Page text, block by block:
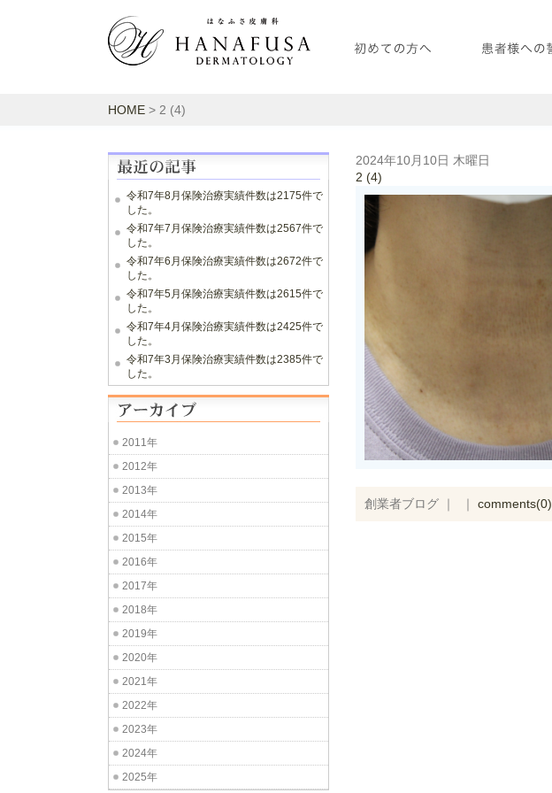
HOME > 2 (4)
2024年10月10日 木曜日
2 (4)
創業者ブログ ｜ ｜ comments(0)
令和7年8月保険治療実績件数は2175件で
した。
令和7年7月保険治療実績件数は2567件で
した。
令和7年6月保険治療実績件数は2672件で
した。
令和7年5月保険治療実績件数は2615件で
した。
令和7年4月保険治療実績件数は2425件で
した。
令和7年3月保険治療実績件数は2385件で
した。
2011年
2012年
2013年
2014年
2015年
2016年
2017年
2018年
2019年
2020年
2021年
2022年
2023年
2024年
2025年